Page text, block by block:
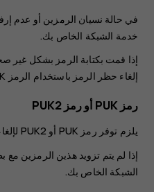
في حالة نسيان الرمزين أو عدم
خدمة الشبكة الخاص بك.
إلغاء حظر الرمز باستخدام الرمز PUK أو PUK2.
رمز PUK أو رمز PUK2
يلزم توفر رمز PUK أو PUK2 لإلغاء حظر رمز ‪PIN‬ أو رمز PIN2.
الشبكة الخاص بك.